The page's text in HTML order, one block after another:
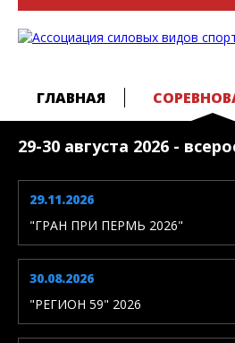
ГЛАВНАЯ
29-30 августа 2026 -
29.11.2026
"ГРАН ПРИ ПЕРМЬ 2026"
30.08.2026
"РЕГИОН 59" 2026